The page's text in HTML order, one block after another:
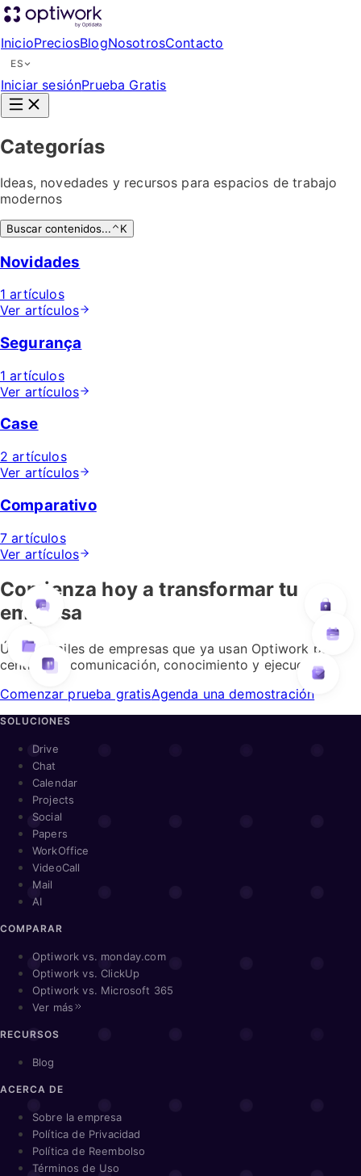
InicioPreciosBlogNosotrosContacto
ES
Iniciar sesiónPrueba Gratis
Categorías
Ideas, novedades y recursos para espacios de trabajo
modernos
Buscar contenidos... K
Novidades
1 artículos
Ver artículos
Segurança
1 artículos
Ver artículos
Case
2 artículos
Ver artículos
Comparativo
7 artículos
Ver artículos
Comienza hoy a transformar tu
empresa
Únete a miles de empresas que ya usan Optiwork para
centralizar comunicación, conocimiento y ejecución.
Comenzar prueba gratisAgenda una demostración
SOLUCIONES
Drive
Chat
Calendar
Projects
Social
Papers
WorkOffice
VideoCall
Mail
AI
COMPARAR
Optiwork vs. monday.com
Optiwork vs. ClickUp
Optiwork vs. Microsoft 365
Ver más
RECURSOS
Blog
ACERCA DE
Sobre la empresa
Política de Privacidad
Política de Reembolso
Términos de Uso